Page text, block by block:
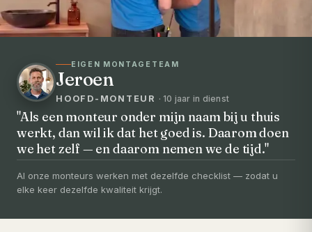
EIGEN MONTAGETEAM
Jeroen
HOOFD-MONTEUR · 10 jaar in dienst
"Als een monteur onder mijn naam bij u thuis
werkt, dan wil ik dat het goed is. Daarom doen
we het zelf — en daarom nemen we de tijd."
Al onze monteurs werken met dezelfde checklist — zodat u
elke keer dezelfde kwaliteit krijgt.
VOORHEEN → NA
Uw badkamer, volledig vernieuwd in
3-5 dagen
levertijd van slechts 4 weken.